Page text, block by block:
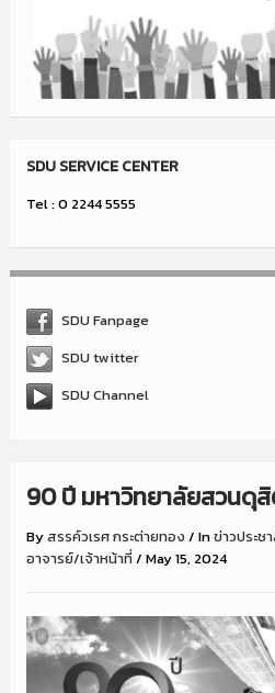
SDU SERVICE CENTER
Tel : 0 2244 5555
SDU Fanpage
SDU twitter
SDU Channel
90 ปี มหาวิทยาลัยสวนดุ
Byสรรค์วเรศ กระต่ายทอง / Inข่าวประช
อาจารย์/เจ้าหน้าที่/ May 15, 2024